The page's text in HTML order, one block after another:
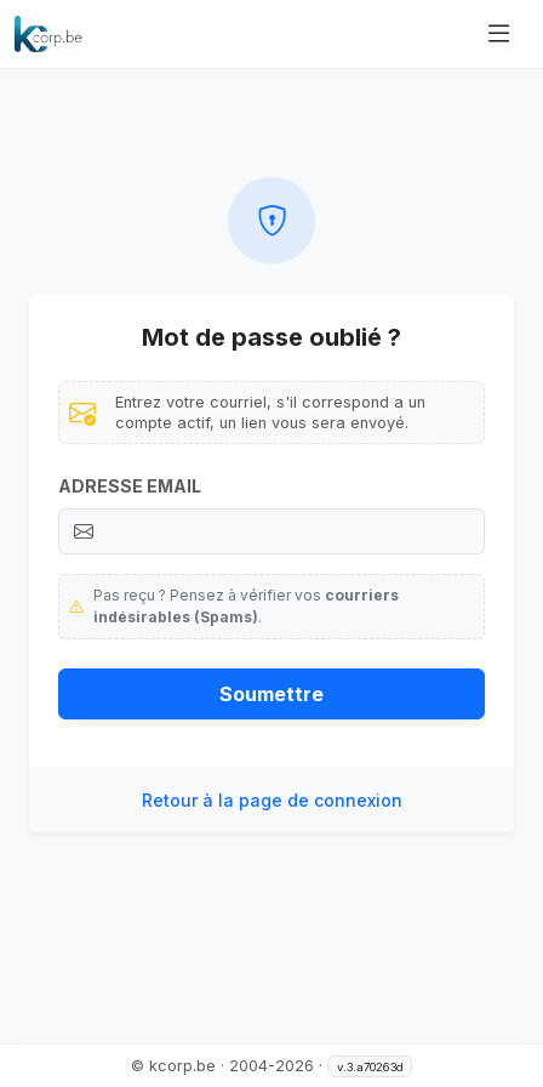
Mot de passe oublié ?
Entrez votre courriel, s'il correspond a un
compte actif, un lien vous sera envoyé.
ADRESSE EMAIL
Pas reçu ? Pensez à vérifier vos courriers
indésirables (Spams).
Soumettre
Retour à la page de connexion
© kcorp.be · 2004-2026 · v.3.a70263d